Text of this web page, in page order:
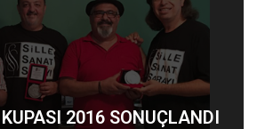
2016 SONUÇLANDI